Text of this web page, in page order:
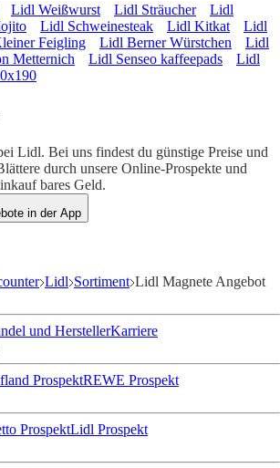
Lidl Weißwurst Lidl Sträucher
Lidl
Lidl Schweinesteak Lidl Kitkat
Lidl
Feigling Lidl Berner Würstchen
Lidl
Metternich Lidl Senseo kaffeepads
Lidl
Lidl. Bei uns findest du günstige Preise und
durch unsere Online-Prospekte und
bares Geld.
in der App
Lidl Sortiment Lidl Magnete Angebot
und HerstellerKarriere
ProspektREWE Prospekt
ProspektLidl Prospekt